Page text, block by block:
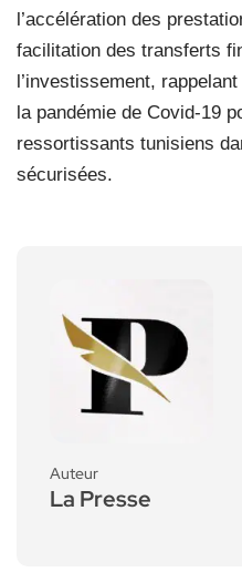
l’accélération des
facilitation des transferts
l’investissement,
la pandémie de Covid-19
ressortissants tunisiens
sécurisées.
Auteur
La Presse